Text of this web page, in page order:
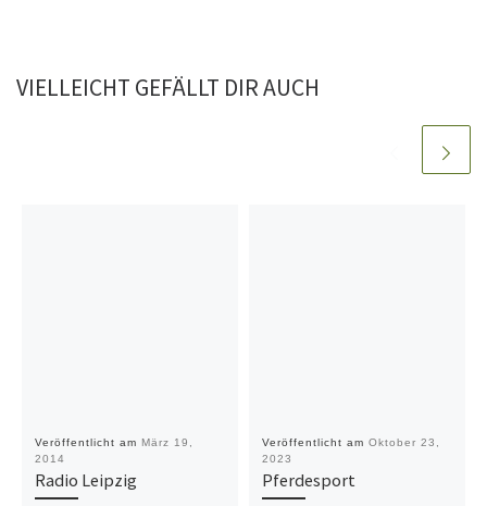
VIELLEICHT GEFÄLLT DIR AUCH
Veröffentlicht am März 19,
2014
Radio Leipzig
Veröffentlicht am Oktober 23,
2023
Pferdesport